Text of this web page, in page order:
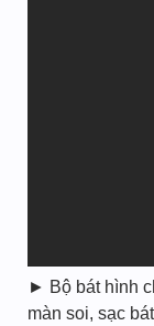
► Bộ bát hình
màn soi, sạc